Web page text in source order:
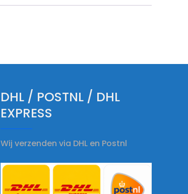
DHL / POSTNL / DHL
EXPRESS
Wij verzenden via DHL en Postnl